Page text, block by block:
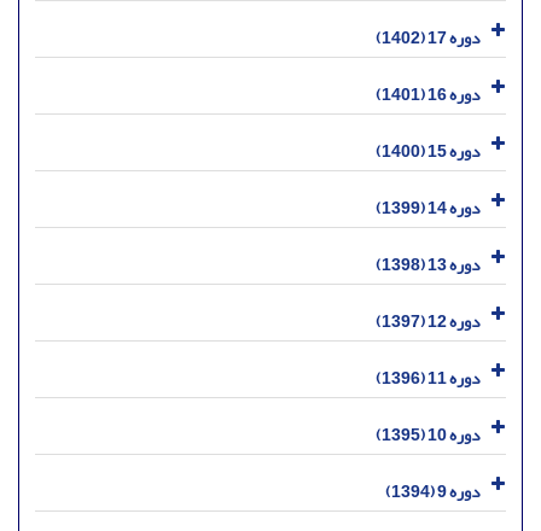
دوره 17 (1402)
دوره 16 (1401)
دوره 15 (1400)
دوره 14 (1399)
دوره 13 (1398)
دوره 12 (1397)
دوره 11 (1396)
دوره 10 (1395)
دوره 9 (1394)